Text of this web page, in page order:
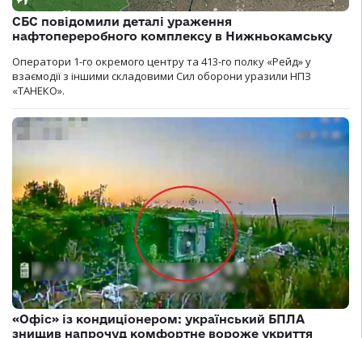
СБС повідомили деталі ураження
нафтопереробного комплексу в Нижньокамську
Оператори 1-го окремого центру та 413-го полку «Рейд» у
взаємодії з іншими складовими Сил оборони уразили НПЗ
«ТАНЕКО».
«Офіс» із кондиціонером: український БПЛА
знищив напрочуд комфортне вороже укриття